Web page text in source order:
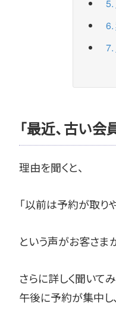
「最近、古い
理由を聞くと、
「以前は予約が取り
という声がお客さま
さらに詳しく聞いてみ
午後に予約が集中し